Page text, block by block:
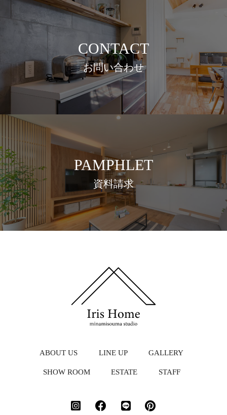
CONTACT
お問い合わせ
PAMPHLET
資料請求
ABOUT US LINE UP GALLERY
SHOW ROOM ESTATE STAFF